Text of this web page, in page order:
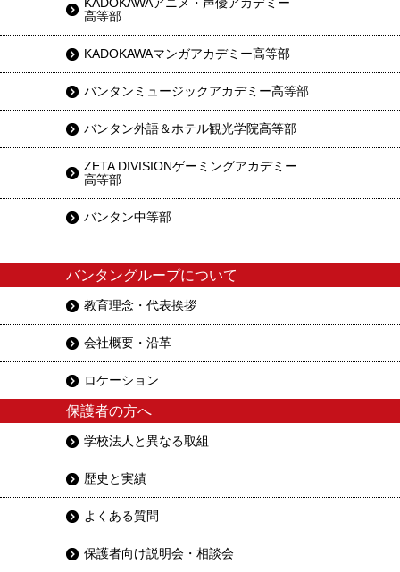
高等部
KADOKAWAマンガアカデミー高等部
バンタンミュージックアカデミー高等部
バンタン外語＆ホテル観光学院高等部
ZETA DIVISIONゲーミングアカデミー
高等部
バンタン中等部
バンタングループについて
教育理念・代表挨拶
会社概要・沿革
ロケーション
保護者の方へ
学校法人と異なる取組
歴史と実績
よくある質問
保護者向け説明会・相談会